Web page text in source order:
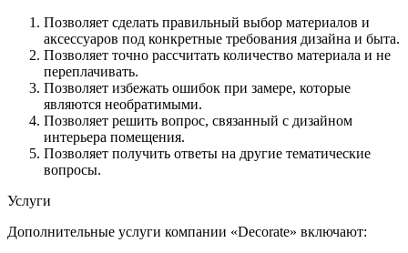
Позволяет сделать правильный выбор материалов и
аксессуаров под конкретные требования дизайна и быта.
Позволяет точно рассчитать количество материала и не
переплачивать.
Позволяет избежать ошибок при замере, которые
являются необратимыми.
Позволяет решить вопрос, связанный с дизайном
интерьера помещения.
Позволяет получить ответы на другие тематические
вопросы.
Услуги
Дополнительные услуги компании «Decorate» включают: